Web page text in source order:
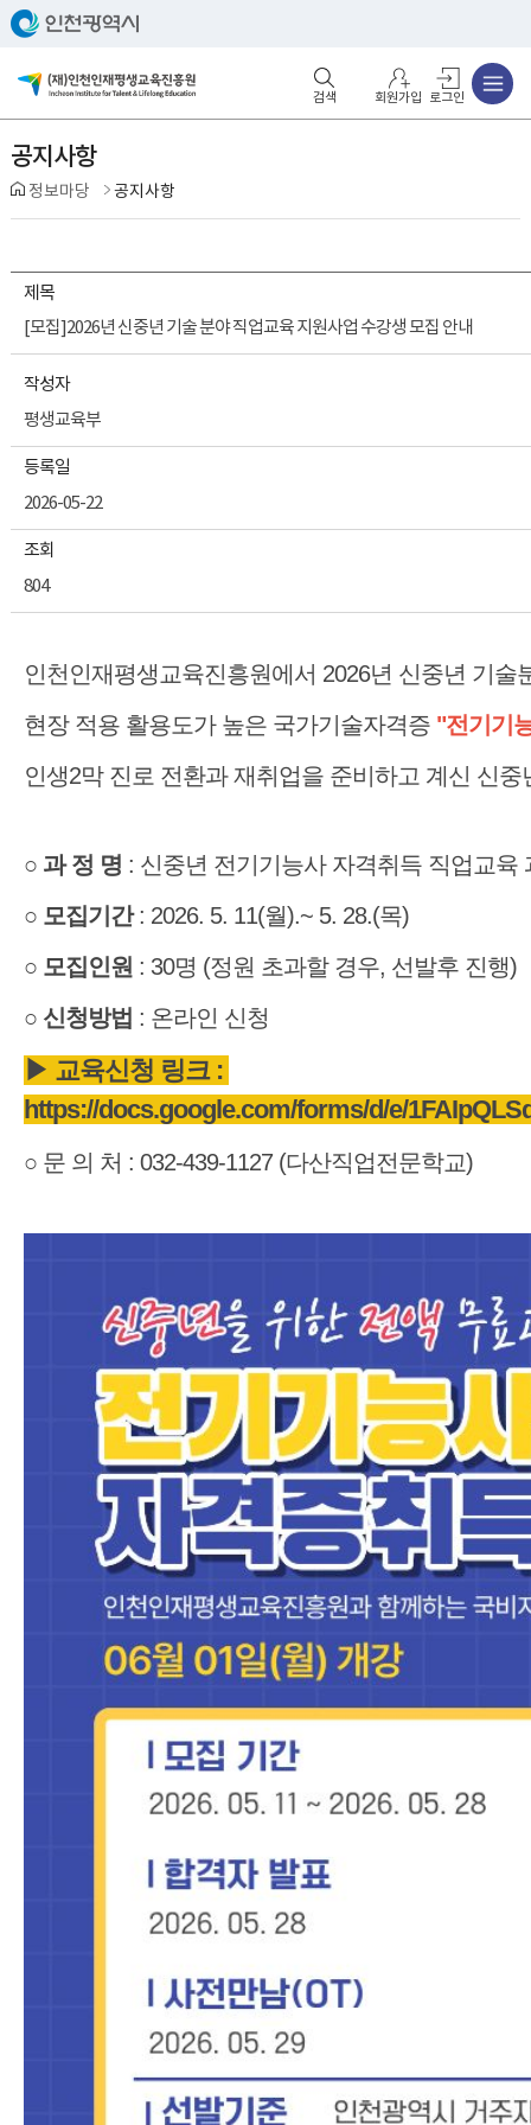
회원가입 로그인
공지사항
정보마당 공지사항
제목
[모집]2026년 신중년 기술 분야 직업교육 지원사업 수강생 모집 안내
작성자
평생교육부
등록일
2026-05-22
조회
804
인천인재평생교육진흥원에서 2026년 신중년 기
현장 적용 활용도가 높은 국가기술자격증 "전기기
인생2막 진로 전환과 재취업을 준비하고 계신 신
○ 과 정 명 : 신중년 전기기능사 자격취득 직업교육
○ 모집기간: 2026. 5. 11(월).~ 5. 28.(목)
○ 모집인원 : 30명 (정원 초과할 경우, 선발후 진행)
○ 신청방법 : 온라인 신청
▶ 교육신청 링크 :
https://docs.google.com/forms/d/e/
○ 문 의 처 : 032-439-1127 (다산직업전문학교)